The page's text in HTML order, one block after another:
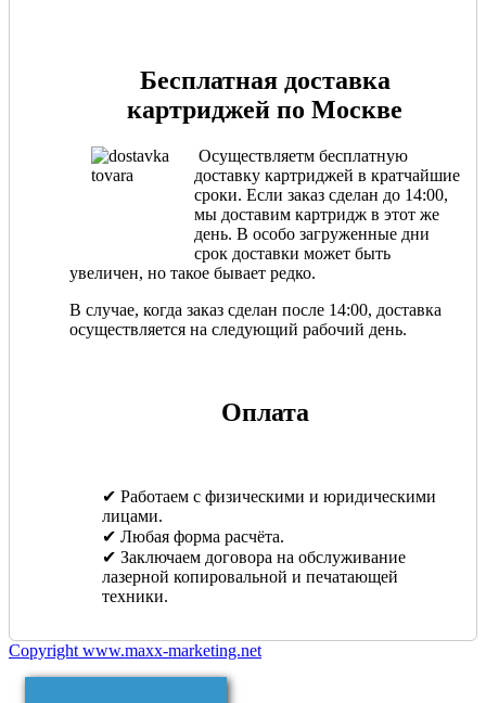
Бесплатная доставка
картриджей по Москве
Осуществляетм бесплатную
доставку картриджей в кратчайшие
сроки. Если заказ сделан до 14:00,
мы доставим картридж в этот же
день. В особо загруженные дни
срок доставки может быть
увеличен, но такое бывает редко.
В случае, когда заказ сделан после 14:00, доставка
осуществляется на следующий рабочий день.
Оплата
✔ Работаем с физическими и юридическими
лицами.
✔ Любая форма расчёта.
✔ Заключаем договора на обслуживание
лазерной копировальной и печатающей
техники.
Copyright www.maxx-marketing.net